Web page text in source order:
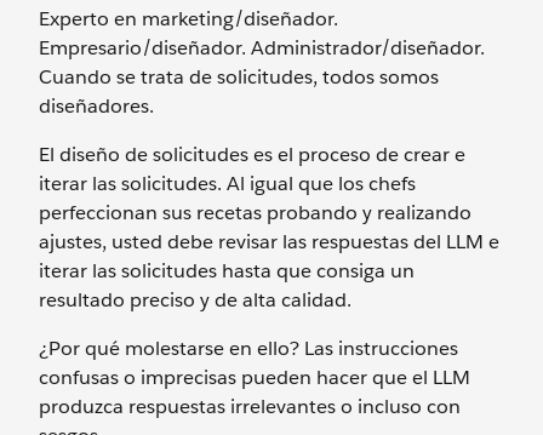
Experto en marketing/diseñador.
Empresario/diseñador. Administrador/diseñador.
Cuando se trata de solicitudes, todos somos
diseñadores.
El diseño de solicitudes es el proceso de crear e
iterar las solicitudes. Al igual que los chefs
perfeccionan sus recetas probando y realizando
ajustes, usted debe revisar las respuestas del LLM e
iterar las solicitudes hasta que consiga un
resultado preciso y de alta calidad.
¿Por qué molestarse en ello? Las instrucciones
confusas o imprecisas pueden hacer que el LLM
produzca respuestas irrelevantes o incluso con